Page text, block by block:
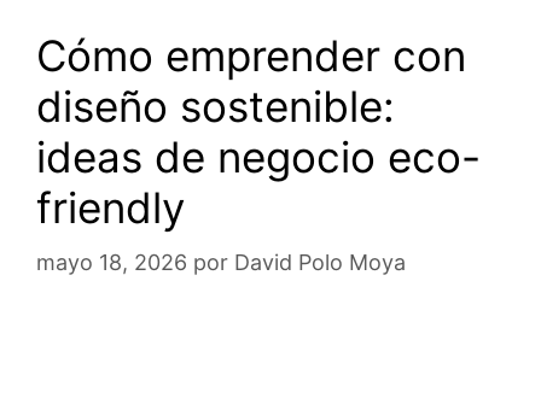
Cómo emprender con
diseño sostenible:
ideas de negocio eco-
friendly
mayo 18, 2026 por David Polo Moya